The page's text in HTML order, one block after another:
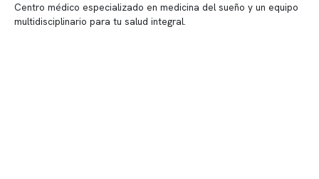
Centro médico especializado en medicina del sueño y un equipo
multidisciplinario para tu salud integral.